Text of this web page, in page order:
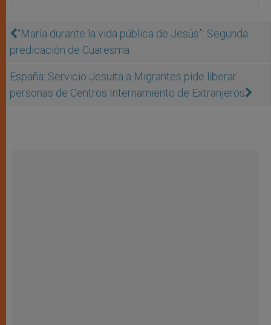
“María durante la vida pública de Jesús”: Segunda
predicación de Cuaresma
España: Servicio Jesuita a Migrantes pide liberar
personas de Centros Internamiento de Extranjeros